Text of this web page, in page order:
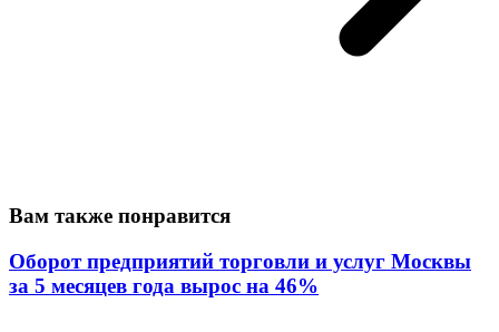
Вам также понравится
Оборот предприятий торговли и услуг Москвы
за 5 месяцев года вырос на 46%